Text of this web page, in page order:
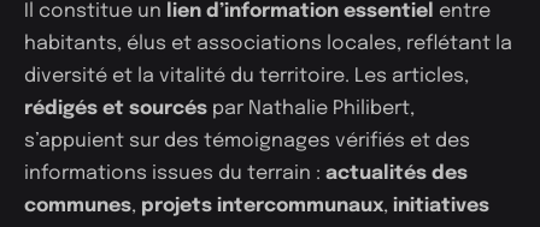
Il constitue un lien d’information essentiel entre
habitants, élus et associations locales, reflétant la
diversité et la vitalité du territoire. Les articles,
rédigés et sourcéspar Nathalie Philibert,
s’appuient sur des témoignages vérifiés et des
informations issues du terrain : actualités des
communes, projets intercommunaux, initiatives